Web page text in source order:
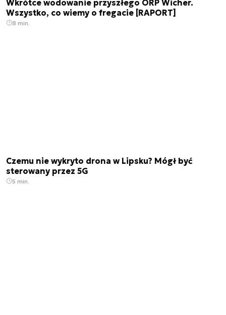
Wkrótce wodowanie przyszłego ORP Wicher.
Wszystko, co wiemy o fregacie [RAPORT]
8 min.
Czemu nie wykryto drona w Lipsku? Mógł być
sterowany przez 5G
5 min.